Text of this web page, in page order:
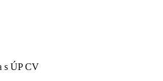
s ÚP CV